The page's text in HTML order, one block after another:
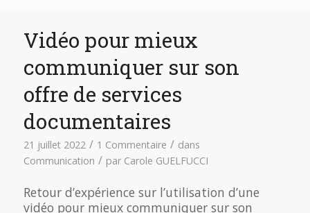
Vidéo pour mieux
communiquer sur son
offre de services
documentaires
21 juillet 2022 / 1 Commentaire / dans
Communication / par Carole GUELFUCCI
Retour d’expérience sur l’utilisation d’une
vidéo pour mieux communiquer sur son